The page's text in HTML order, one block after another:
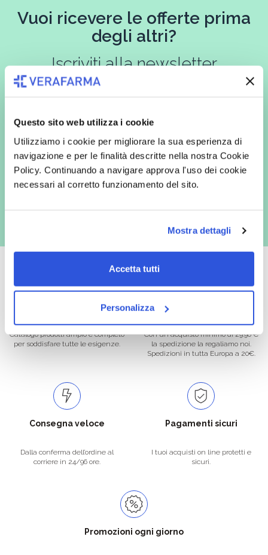
Questo sito web utilizza i cookie
Utilizziamo i cookie per migliorare la sua esperienza di
navigazione e per le finalità descritte nella nostra Cookie
Policy. Continuando a navigare approva l'uso dei cookie
necessari al corretto funzionamento del sito.
Mostra dettagli
Accetta tutti
Personalizza
Vuoi ricevere le offerte prima
degli altri?
Iscriviti alla newsletter
In qualità di interessato, avendo letto l’informativa
espressamente al trattamento dei miei dati personali per finalità
commerciali da parte di Verafarma, tra cui invio di comunicazioni
marketing (con modalità telematiche - quali ad es. newsletter ed e-mail
con inviti e comunicazioni commerciali - e modalità tradizionali, quali ad
es. posta cartacea)
Oltre 50.000 prodotti
Catalogo prodotti ampio e completo
per soddisfare tutte le esigenze.
Spedizione gratuita
Con un acquisto minimo di 29.90 €
la spedizione la regaliamo noi.
Spedizioni in tutta Europa a 20€.
Consegna veloce
Dalla conferma dell’ordine al
corriere in 24/96 ore.
Pagamenti sicuri
I tuoi acquisti on line protetti e
sicuri.
Promozioni ogni giorno